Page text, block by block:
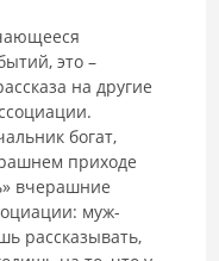
это –
на другие
богат,
приходе
вчерашние
муж-
рассказывать,